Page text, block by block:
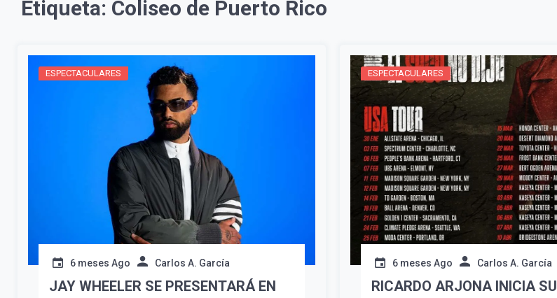
Etiqueta: Coliseo de Puerto Rico
ESPECTACULARES
6 meses Ago Carlos A. García
JAY WHEELER SE PRESENTARÁ EN
ESPECTACULARES
6 meses Ago Carlos A. García
RICARDO ARJONA INICIA SU